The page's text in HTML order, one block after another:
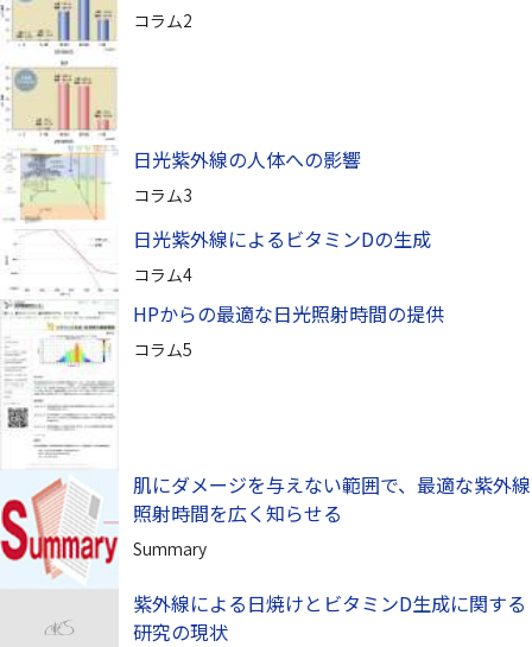
コラム2
日光紫外線の人体への影響
コラム3
日光紫外線によるビタミンDの生成
コラム4
HPからの最適な日光照射時間の提供
コラム5
肌にダメージを与えない範囲で、最適な紫外線
照射時間を広く知らせる
Summary
紫外線による日焼けとビタミンD生成に関する
研究の現状